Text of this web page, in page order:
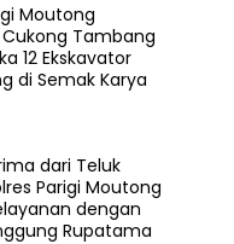
Moutong
Tambang
12 Ekskavator
di Semak Karya
dari Teluk
Parigi Moutong
dengan
Rupatama